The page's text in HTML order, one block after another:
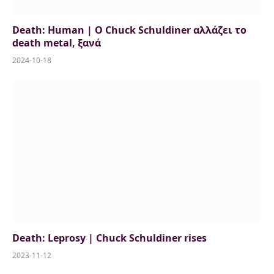
Death: Human | O Chuck Schuldiner αλλάζει το
death metal, ξανά
2024-10-18
Death: Leprosy | Chuck Schuldiner rises
2023-11-12